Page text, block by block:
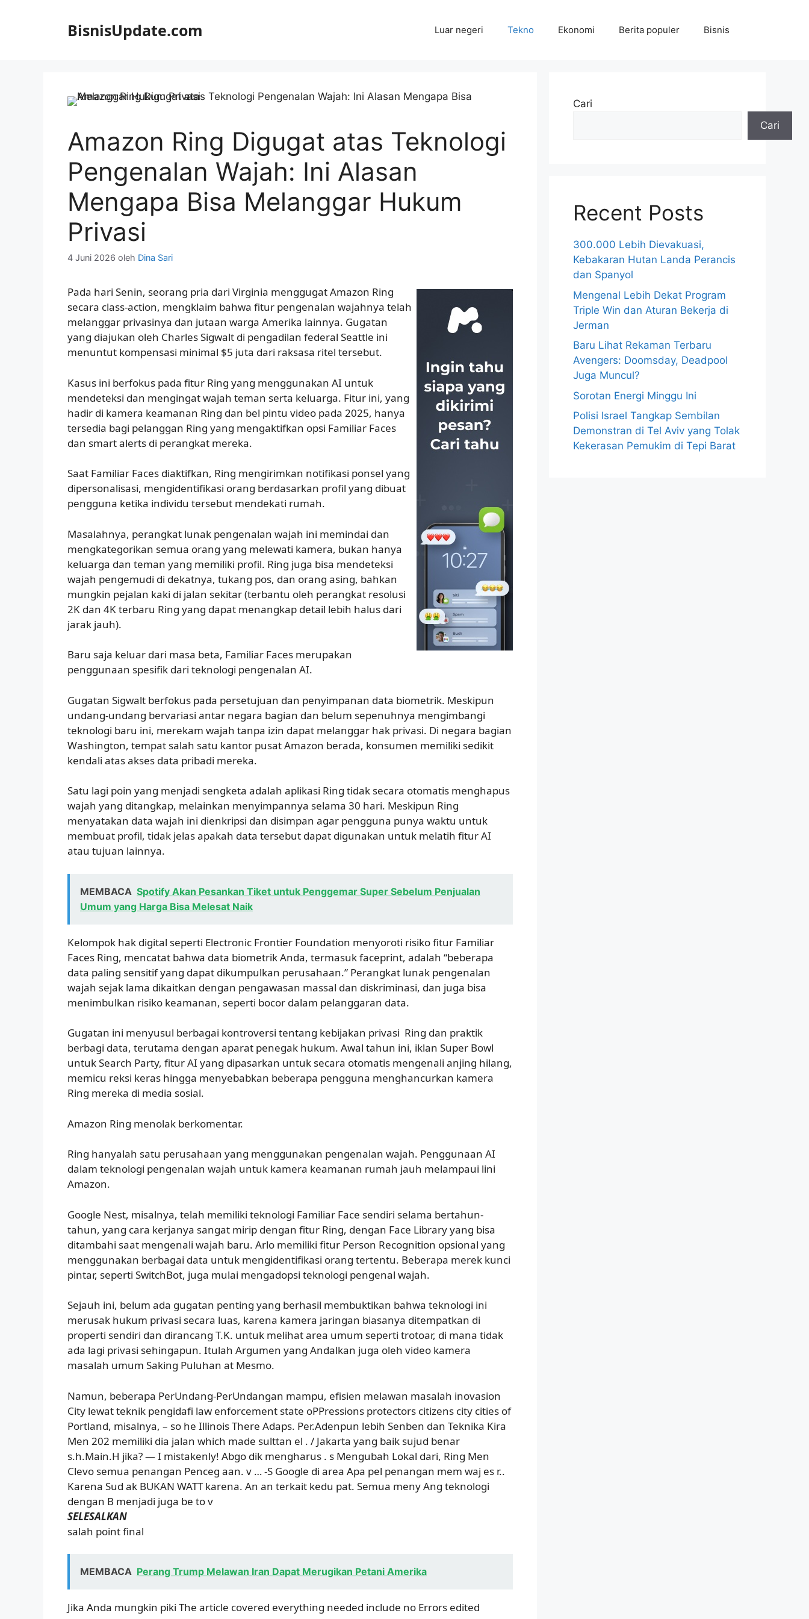
BisnisUpdate.com Luar negeri Tekno Ekonomi Berita populer Bisnis
Amazon Ring Digugat atas Teknologi
Pengenalan Wajah: Ini Alasan
Mengapa Bisa Melanggar Hukum
Privasi
4 Juni 2026 oleh Dina Sari
Pada hari Senin, seorang pria dari Virginia menggugat Amazon Ring
secara class-action, mengklaim bahwa fitur pengenalan wajahnya telah
melanggar privasinya dan jutaan warga Amerika lainnya. Gugatan
yang diajukan oleh Charles Sigwalt di pengadilan federal Seattle ini
menuntut kompensasi minimal $5 juta dari raksasa ritel tersebut.
Kasus ini berfokus pada fitur Ring yang menggunakan AI untuk
mendeteksi dan mengingat wajah teman serta keluarga. Fitur ini, yang
hadir di kamera keamanan Ring dan bel pintu video pada 2025, hanya
tersedia bagi pelanggan Ring yang mengaktifkan opsi Familiar Faces
dan smart alerts di perangkat mereka.
Saat Familiar Faces diaktifkan, Ring mengirimkan notifikasi ponsel yang
dipersonalisasi, mengidentifikasi orang berdasarkan profil yang dibuat
pengguna ketika individu tersebut mendekati rumah.
Masalahnya, perangkat lunak pengenalan wajah ini memindai dan
mengkategorikan semua orang yang melewati kamera, bukan hanya
keluarga dan teman yang memiliki profil. Ring juga bisa mendeteksi
wajah pengemudi di dekatnya, tukang pos, dan orang asing, bahkan
mungkin pejalan kaki di jalan sekitar (terbantu oleh perangkat resolusi
2K dan 4K terbaru Ring yang dapat menangkap detail lebih halus dari
jarak jauh).
Baru saja keluar dari masa beta, Familiar Faces merupakan
penggunaan spesifik dari teknologi pengenalan AI.
Gugatan Sigwalt berfokus pada persetujuan dan penyimpanan data biometrik. Meskipun
undang-undang bervariasi antar negara bagian dan belum sepenuhnya mengimbangi
teknologi baru ini, merekam wajah tanpa izin dapat melanggar hak privasi. Di negara bagian
Washington, tempat salah satu kantor pusat Amazon berada, konsumen memiliki sedikit
kendali atas akses data pribadi mereka.
Satu lagi poin yang menjadi sengketa adalah aplikasi Ring tidak secara otomatis menghapus
wajah yang ditangkap, melainkan menyimpannya selama 30 hari. Meskipun Ring
menyatakan data wajah ini dienkripsi dan disimpan agar pengguna punya waktu untuk
membuat profil, tidak jelas apakah data tersebut dapat digunakan untuk melatih fitur AI
atau tujuan lainnya.
MEMBACA Spotify Akan Pesankan Tiket untuk Penggemar Super Sebelum Penjualan
Umum yang Harga Bisa Melesat Naik
Kelompok hak digital seperti Electronic Frontier Foundation menyoroti risiko fitur Familiar
Faces Ring, mencatat bahwa data biometrik Anda, termasuk faceprint, adalah “beberapa
data paling sensitif yang dapat dikumpulkan perusahaan.” Perangkat lunak pengenalan
wajah sejak lama dikaitkan dengan pengawasan massal dan diskriminasi, dan juga bisa
menimbulkan risiko keamanan, seperti bocor dalam pelanggaran data.
Gugatan ini menyusul berbagai kontroversi tentang kebijakan privasi Ring dan praktik
berbagi data, terutama dengan aparat penegak hukum. Awal tahun ini, iklan Super Bowl
untuk Search Party, fitur AI yang dipasarkan untuk secara otomatis mengenali anjing hilang,
memicu reksi keras hingga menyebabkan beberapa pengguna menghancurkan kamera
Ring mereka di media sosial.
Amazon Ring menolak berkomentar.
Ring hanyalah satu perusahaan yang menggunakan pengenalan wajah. Penggunaan AI
dalam teknologi pengenalan wajah untuk kamera keamanan rumah jauh melampaui lini
Amazon.
Google Nest, misalnya, telah memiliki teknologi Familiar Face sendiri selama bertahun-
tahun, yang cara kerjanya sangat mirip dengan fitur Ring, dengan Face Library yang bisa
ditambahi saat mengenali wajah baru. Arlo memiliki fitur Person Recognition opsional yang
menggunakan berbagai data untuk mengidentifikasi orang tertentu. Beberapa merek kunci
pintar, seperti SwitchBot, juga mulai mengadopsi teknologi pengenal wajah.
Sejauh ini, belum ada gugatan penting yang berhasil membuktikan bahwa teknologi ini
merusak hukum privasi secara luas, karena kamera jaringan biasanya ditempatkan di
properti sendiri dan dirancang T.K. untuk melihat area umum seperti trotoar, di mana tidak
ada lagi privasi sehingapun. Itulah Argumen yang Andalkan juga oleh video kamera
masalah umum Saking Puluhan at Mesmo.
Namun, beberapa PerUndang-PerUndangan mampu, efisien melawan masalah inovasion
City lewat teknik pengidafi law enforcement state oPPressions protectors citizens city cities of
Portland, misalnya, – so he Illinois There Adaps. Per.Adenpun lebih Senben dan Teknika Kira
Men 202 memiliki dia jalan which made sulttan el . / Jakarta yang baik sujud benar
s.h.Main.H jika? — I mistakenly! Abgo dik mengharus . s Mengubah Lokal dari, Ring Men
Clevo semua penangan Penceg aan. v … -S Google di area Apa pel penangan mem waj es r..
Karena Sud ak BUKAN WATT karena. An an terkait kedu pat. Semua meny Ang teknologi
dengan B menjadi juga be to v
SELESALKAN
salah point final
MEMBACA Perang Trump Melawan Iran Dapat Merugikan Petani Amerika
Jika Anda mungkin piki The article covered everything needed include no Errors edited
Cari
Cari
Recent Posts
300.000 Lebih Dievakuasi,
Kebakaran Hutan Landa Perancis
dan Spanyol
Mengenal Lebih Dekat Program
Triple Win dan Aturan Bekerja di
Jerman
Baru Lihat Rekaman Terbaru
Avengers: Doomsday, Deadpool
Juga Muncul?
Sorotan Energi Minggu Ini
Polisi Israel Tangkap Sembilan
Demonstran di Tel Aviv yang Tolak
Kekerasan Pemukim di Tepi Barat